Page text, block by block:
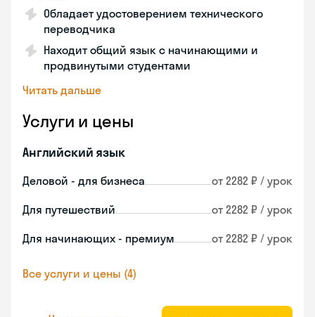
Обладает удостоверением технического
переводчика
Находит общий язык с начинающими и
продвинутыми студентами
Читать дальше
Услуги и цены
Английский язык
Деловой - для бизнеса от 2282 ₽ / урок
Для путешествий от 2282 ₽ / урок
Для начинающих - премиум от 2282 ₽ / урок
Все услуги и цены (4)